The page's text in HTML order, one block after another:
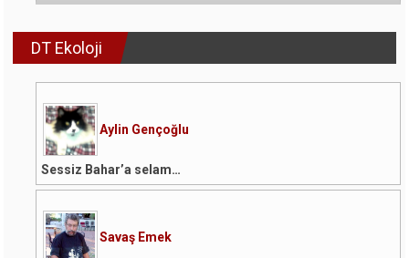
DT Ekoloji
Aylin Gençoğlu
Sessiz Bahar’a selam…
Savaş Emek